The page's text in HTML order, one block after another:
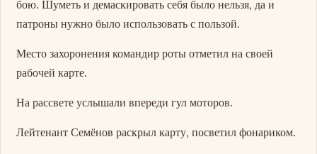
бою. Шуметь и демаскировать себя было нельзя, да и
патроны нужно было использовать с пользой.
Место захоронения командир роты отметил на своей
рабочей карте.
На рассвете услышали впереди гул моторов.
Лейтенант Семёнов раскрыл карту, посветил фонариком.